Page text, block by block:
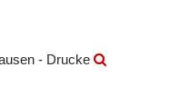
- Drucke